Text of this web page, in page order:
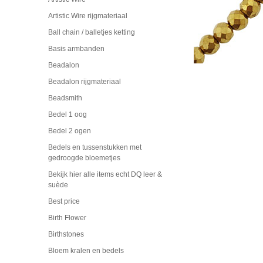
Artistic Wire rijgmateriaal
Ball chain / balletjes ketting
Basis armbanden
Beadalon
Beadalon rijgmateriaal
Beadsmith
Bedel 1 oog
Bedel 2 ogen
Bedels en tussenstukken met
gedroogde bloemetjes
Bekijk hier alle items echt DQ leer &
suède
Best price
Birth Flower
Birthstones
Bloem kralen en bedels